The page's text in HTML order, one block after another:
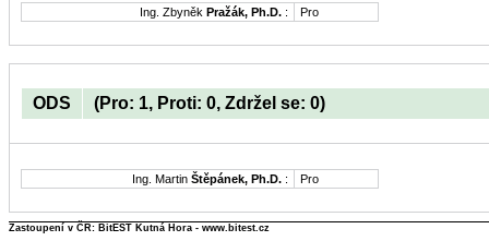
Ing. Zbyněk Pražák, Ph.D. : Pro
ODS (Pro: 1, Proti: 0, Zdržel se: 0)
Ing. Martin Štěpánek, Ph.D. : Pro
Zastoupení v ČR: BitEST Kutná Hora - www.bitest.cz